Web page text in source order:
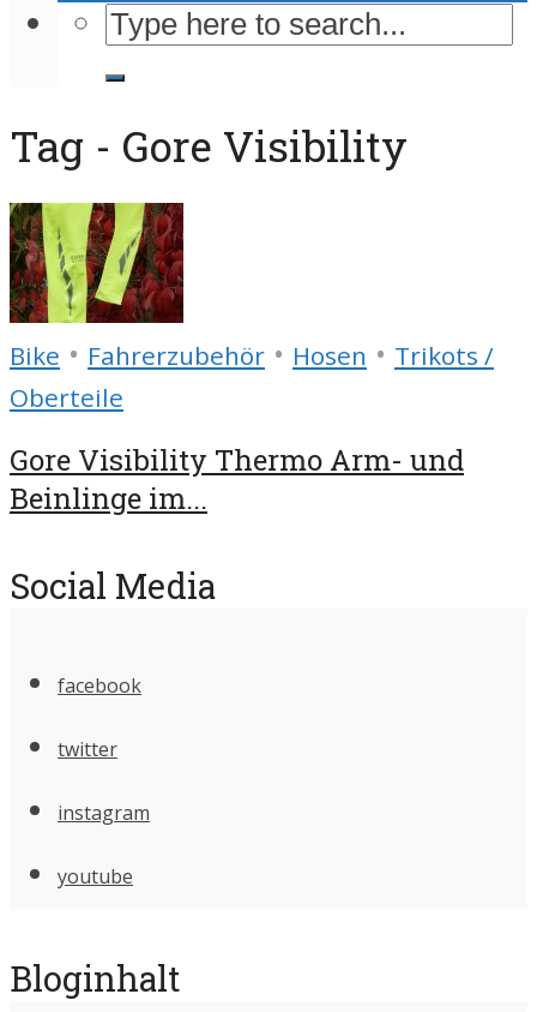
Tag - Gore Visibility
Bike • Fahrerzubehör • Hosen • Trikots /
Oberteile
Gore Visibility Thermo Arm- und
Beinlinge im...
Social Media
facebook
twitter
instagram
youtube
Bloginhalt